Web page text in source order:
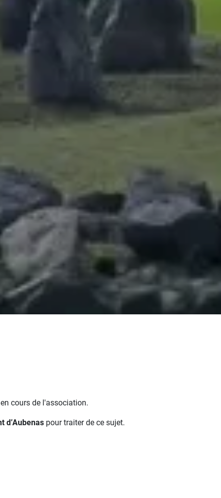
cours de l'association.
d’Aubenas pour traiter de ce sujet.